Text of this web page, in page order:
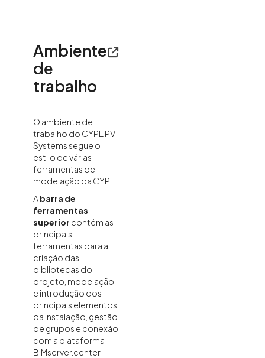
Ambiente
de
trabalho
O ambiente de
trabalho do CYPE PV
Systems segue o
estilo de várias
ferramentas de
modelação da CYPE.
Abarra de
ferramentas
superior contém as
principais
ferramentas para a
criação das
bibliotecas do
projeto, modelação
e introdução dos
principais elementos
da instalação, gestão
de grupos e conexão
com a plataforma
BIMserver.center.